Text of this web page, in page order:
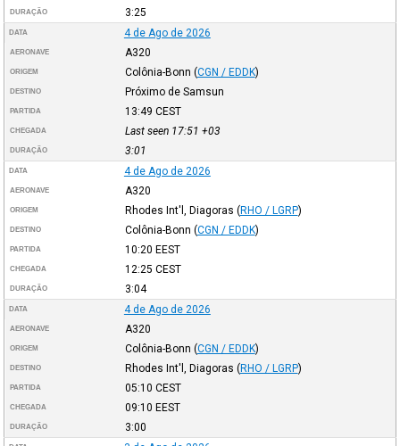
DURAÇÃO 3:25
DATA 4 de Ago de 2026
AERONAVE A320
ORIGEM Colônia-Bonn (CGN / EDDK)
DESTINO Próximo de Samsun
PARTIDA 13:49 CEST
CHEGADA Last seen 17:51 +03
DURAÇÃO 3:01
DATA 4 de Ago de 2026
AERONAVE A320
ORIGEM Rhodes Int'l, Diagoras (RHO / LGRP)
DESTINO Colônia-Bonn (CGN / EDDK)
PARTIDA 10:20 EEST
CHEGADA 12:25 CEST
DURAÇÃO 3:04
DATA 4 de Ago de 2026
AERONAVE A320
ORIGEM Colônia-Bonn (CGN / EDDK)
DESTINO Rhodes Int'l, Diagoras (RHO / LGRP)
PARTIDA 05:10 CEST
CHEGADA 09:10 EEST
DURAÇÃO 3:00